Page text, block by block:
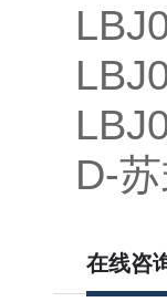
D-
在线咨